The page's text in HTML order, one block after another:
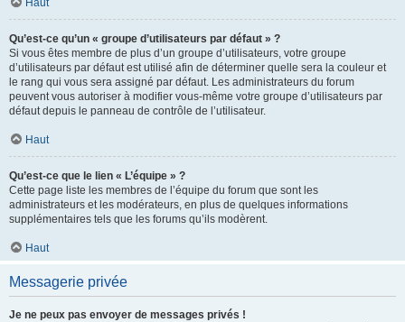
Haut
Qu’est-ce qu’un « groupe d’utilisateurs par défaut » ?
Si vous êtes membre de plus d’un groupe d’utilisateurs, votre groupe
d’utilisateurs par défaut est utilisé afin de déterminer quelle sera la couleur et
le rang qui vous sera assigné par défaut. Les administrateurs du forum
peuvent vous autoriser à modifier vous-même votre groupe d’utilisateurs par
défaut depuis le panneau de contrôle de l’utilisateur.
Haut
Qu’est-ce que le lien « L’équipe » ?
Cette page liste les membres de l’équipe du forum que sont les
administrateurs et les modérateurs, en plus de quelques informations
supplémentaires tels que les forums qu’ils modèrent.
Haut
Messagerie privée
Je ne peux pas envoyer de messages privés !